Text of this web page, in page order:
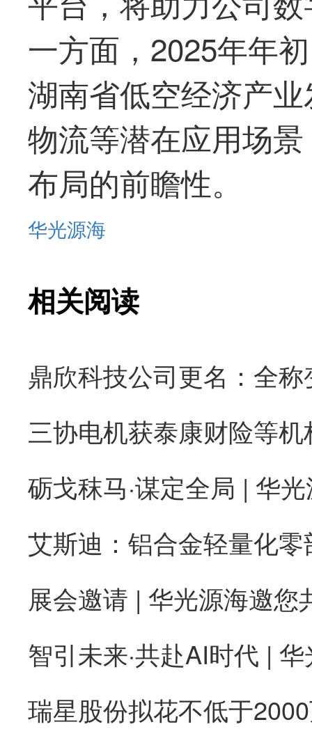
一方面，2025年年
湖南省低空经济产
物流等潜在应用场
布局的前瞻性。
华光源海
相关阅读
砺戈秣马·谋定全局 | 华